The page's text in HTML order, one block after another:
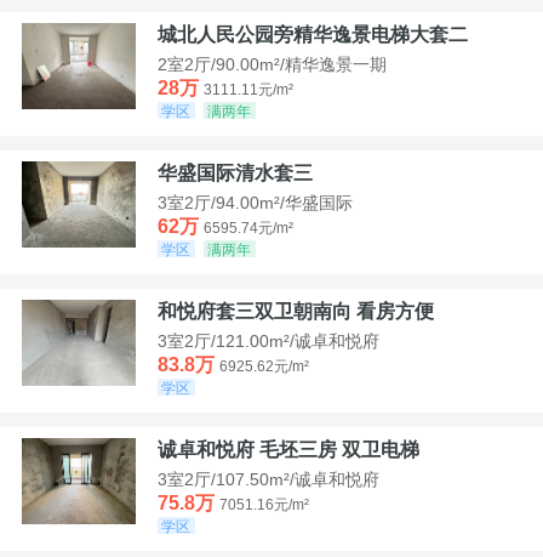
城北人民公园旁精华逸景电梯大套二
2室2厅/90.00m²/精华逸景一期
28万 3111.11元/m²
学区
满两年
华盛国际清水套三
3室2厅/94.00m²/华盛国际
62万 6595.74元/m²
学区
满两年
和悦府套三双卫朝南向 看房方便
3室2厅/121.00m²/诚卓和悦府
83.8万 6925.62元/m²
学区
诚卓和悦府 毛坯三房 双卫电梯
3室2厅/107.50m²/诚卓和悦府
75.8万 7051.16元/m²
学区